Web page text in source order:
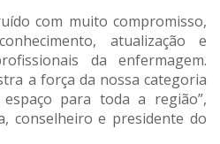
com muito compromisso,
atualização e
da enfermagem.
a força da nossa categoria
para toda a região”,
conselheiro e presidente do